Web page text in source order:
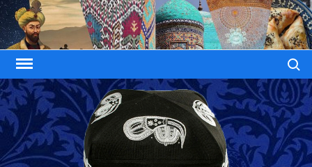
Skip
to
content